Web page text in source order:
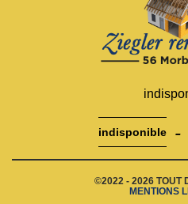
indisponible -
©2022 - 2026 TOUT
MENTIONS